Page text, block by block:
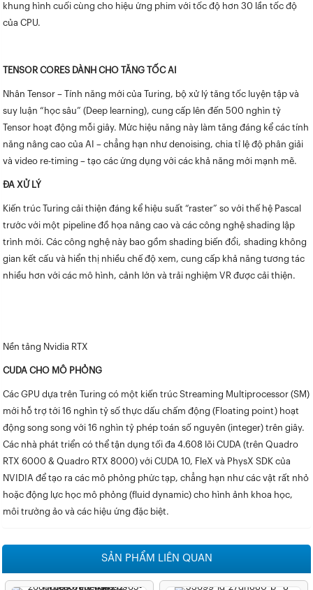
khung hình cuối cùng cho hiệu ứng phim với tốc độ hơn 30 lần tốc độ
của CPU.
TENSOR CORES DÀNH CHO TĂNG TỐC AI
Nhân Tensor – Tính năng mới của Turing, bộ xử lý tăng tốc luyện tập và
suy luận “học sâu” (Deep learning), cung cấp lên đến 500 nghìn tỷ
Tensor hoạt động mỗi giây. Mức hiệu năng này làm tăng đáng kể các tính
năng nâng cao của AI – chẳng hạn như denoising, chia tỉ lệ độ phân giải
và video re-timing – tạo các ứng dụng với các khả năng mới mạnh mẽ.
ĐA XỬ LÝ
Kiến trúc Turing cải thiện đáng kể hiệu suất “raster” so với thế hệ Pascal
trước với một pipeline đồ họa nâng cao và các công nghệ shading lập
trình mới. Các công nghệ này bao gồm shading biến đổi, shading không
gian kết cấu và hiển thị nhiều chế độ xem, cung cấp khả năng tương tác
nhiều hơn với các mô hình, cảnh lớn và trải nghiệm VR được cải thiện.
Nền tảng Nvidia RTX
CUDA CHO MÔ PHỎNG
Các GPU dựa trên Turing có một kiến trúc Streaming Multiprocessor (SM)
mới hỗ trợ tới 16 nghìn tỷ số thực dấu chấm động (Floating point) hoạt
động song song với 16 nghìn tỷ phép toán số nguyên (integer) trên giây.
Các nhà phát triển có thể tận dụng tối đa 4.608 lõi CUDA (trên Quadro
RTX 6000 & Quadro RTX 8000) với CUDA 10, FleX và PhysX SDK của
NVIDIA để tạo ra các mô phỏng phức tạp, chẳng hạn như các vật rất nhỏ
hoặc động lực học mô phỏng (fluid dynamic) cho hình ảnh khoa học,
môi trường ảo và các hiệu ứng đặc biệt.
SẢN PHẨM LIÊN QUAN